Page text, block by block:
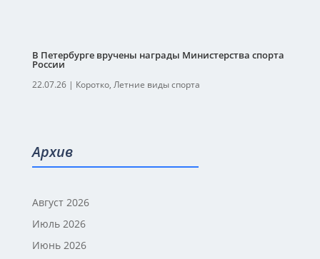
В Петербурге вручены награды Министерства спорта
России
22.07.26| Коротко, Летние виды спорта
Архив
Август 2026
Июль 2026
Июнь 2026